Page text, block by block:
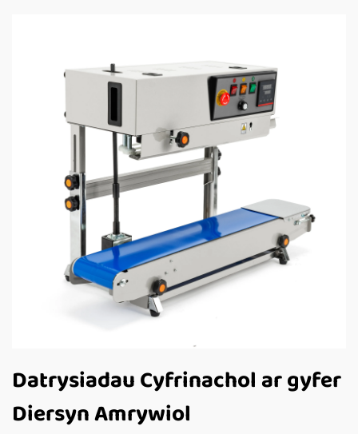
Datrysiadau Cyfrinachol ar gyfer
Diersyn Amrywiol